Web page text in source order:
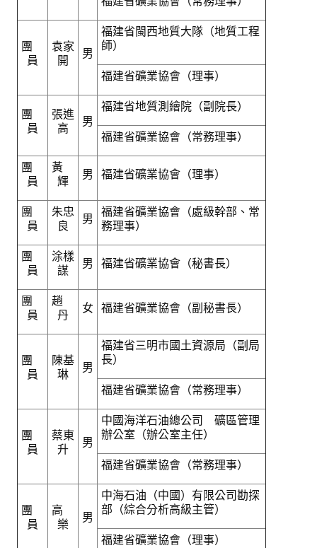
團
員
袁家
開
男
福建省閩西地質大隊（地質工程
師）
福建省礦業協會（理事）
團
員
張進
高
男
福建省地質測繪院（副院長）
福建省礦業協會（常務理事）
團
員
黃
輝
男 福建省礦業協會（理事）
團
員
朱忠
良
男
福建省礦業協會（處級幹部、常
務理事）
團
員
涂樣
謀
男 福建省礦業協會（秘書長）
團
員
趙
丹
女 福建省礦業協會（副秘書長）
團
員
陳基
琳
男
福建省三明市國土資源局（副局
長）
福建省礦業協會（常務理事）
團
員
蔡東
升
男
中國海洋石油總公司 礦區管理
辦公室（辦公室主任）
福建省礦業協會（常務理事）
團
員
高
樂
男
中海石油（中國）有限公司勘探
部（綜合分析高級主管）
福建省礦業協會（理事）